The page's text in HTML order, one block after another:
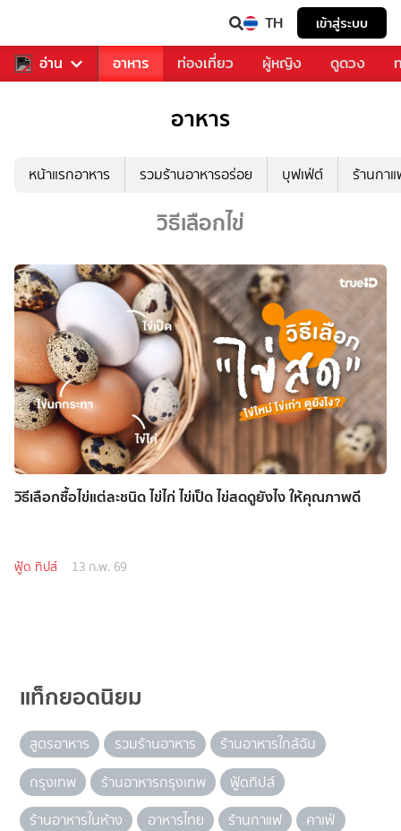
TH เข้าสู่ระบบ
อ่าน
รวงการเพลง อาหาร ท่องเที่ยว ผู้หญิง ดูดวง
อาหาร
หน้าแรกอาหาร รวมร้านอาหารอร่อย บุฟเฟ่ต์ ร้านกา
วิธีเลือกไข่
วิธีเลือกซื้อไข่แต่ละชนิด ไข่ไก่ ไข่เป็ด ไข่สดดูยังไง ให้คุณภาพดี
ฟู้ด ทิปส์ 13 ก.พ. 69
แท็กยอดนิยม
สูตรอาหาร รวมร้านอาหาร
ร้านอาหารใกล้ฉัน
กรุงเทพ
ร้านอาหารกรุงเทพ
ฟู้ดทิปส์
ร้านอาหารในห้าง
อาหารไทย ร้านกาแฟ คาเฟ่